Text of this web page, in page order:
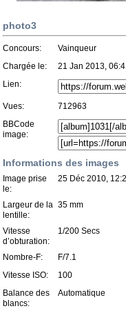
photo3
Concours:
Vainqueur
Chargée le:
21 Jan 2013,
Lien:
Vues:
712963
BBCode
image:
Informations des images
Image prise
le:
25 Déc 2010,
Largeur de la
lentille:
35 mm
Vitesse
d’obturation:
1/200 Secs
Nombre-F:
F/7.1
Vitesse ISO:
100
Balance des
blancs:
Automatique